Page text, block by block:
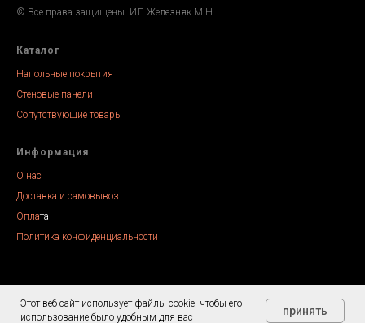
© Все права защищены. ИП Железняк М.Н.
Каталог
Напольные покрытия
Стеновые панели
Сопутствующие товары
Информация
О нас
Доставка и самовывоз
Оплата
Политика конфиденциальности
Этот веб-сайт использует файлы cookie, чтобы его
использование было удобным для вас
принять
Made on Tilda